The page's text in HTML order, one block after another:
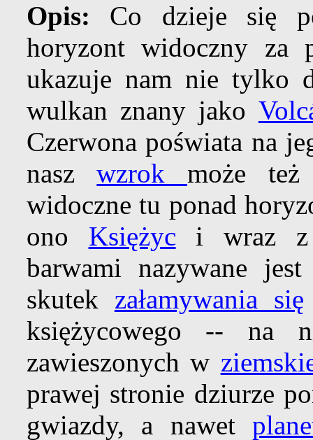
Opis: Co dzieje się
horyzont widoczny za
ukazuje nam nie tylko
wulkan znany jako
Czerwona poświata na
naszwzrok może też
widoczne tu ponad
ono Księżyc i wraz z
barwami nazywane
skutek załamywania się
księżycowego -- na
zawieszonych w
prawej stronie dziurze
gwiazdy, a nawet